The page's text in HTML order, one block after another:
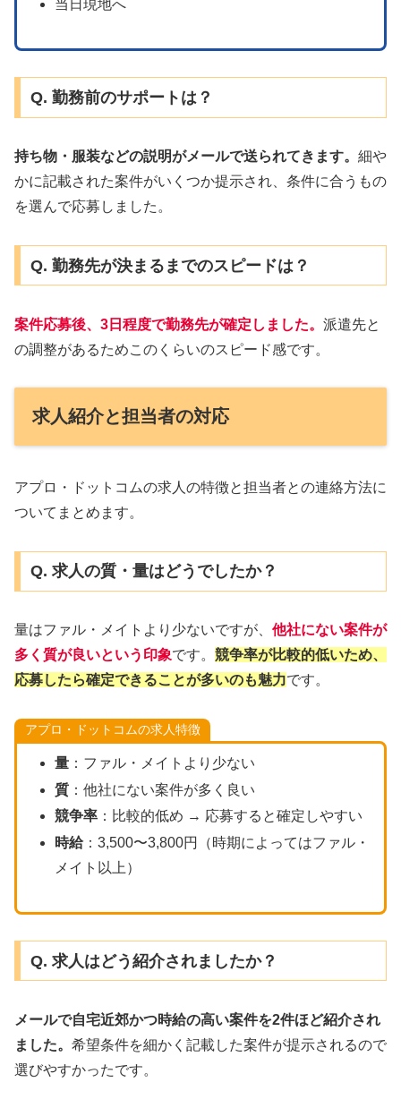
当日現地へ
Q. 勤務前のサポートは？
持ち物・服装などの説明がメールで送られてきます。 細や
かに記載された案件がいくつか提示され、条件に合うもの
を選んで応募しました。
Q. 勤務先が決まるまでのスピードは？
案件応募後、3日程度で勤務先が確定しました。 派遣先と
の調整があるためこのくらいのスピード感です。
求人紹介と担当者の対応
アプロ・ドットコムの求人の特徴と担当者との連絡方法に
ついてまとめます。
Q. 求人の質・量はどうでしたか？
量はファル・メイトより少ないですが、 他社にない案件が
多く質が良いという印象です。 競争率が比較的低いため、
応募したら確定できることが多いのも魅力です。
アプロ・ドットコムの求人特徴
量：ファル・メイトより少ない
質：他社にない案件が多く良い
競争率：比較的低め → 応募すると確定しやすい
時給：3,500〜3,800円（時期によってはファル・
メイト以上）
Q. 求人はどう紹介されましたか？
メールで自宅近郊かつ時給の高い案件を2件ほど紹介され
ました。 希望条件を細かく記載した案件が提示されるので
選びやすかったです。